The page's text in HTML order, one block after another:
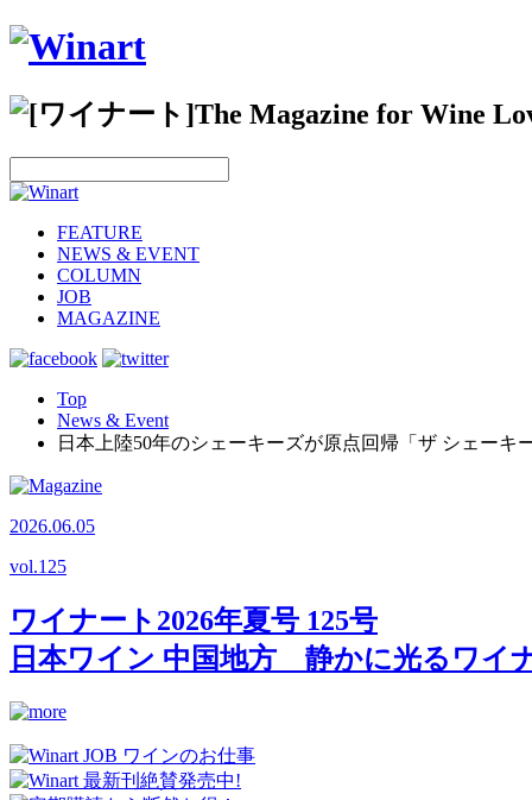
FEATURE
NEWS & EVENT
COLUMN
JOB
MAGAZINE
Top
News & Event
日本上陸50年のシェーキーズが原点回帰「ザ シェーキ
2026.06.05
vol.125
ワイナート2026年夏号 125号
日本ワイン 中国地方 静かに光るワイ